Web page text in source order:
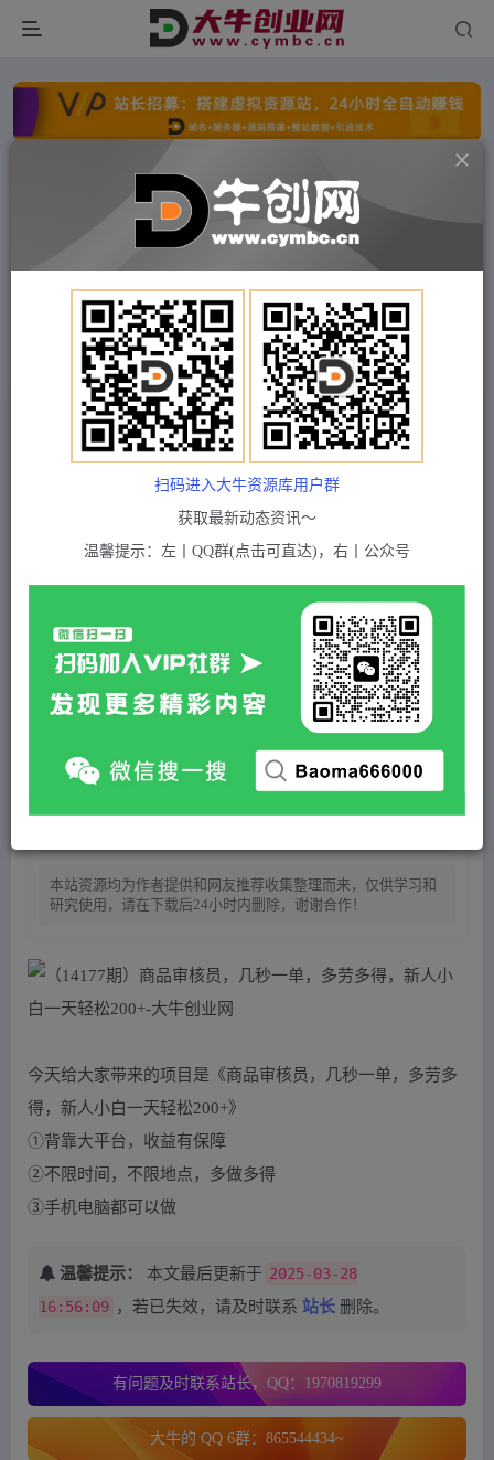
点击开通分站+ 每日收入300+
文字广告火爆招租 文字广告火爆招租
文字广告火爆招租
文字广告火爆招租 文字广告火爆招租
付费项目 中创网 正文
（14177期）商品审核员，几秒一单，多劳多得，
新人小白一天轻松200+
大海资源库
5 积分
黄金会员 免费 超级会员(永久VIP) 免费
站长QQ：1970819299
本站资源均为作者提供和网友推荐收集整理而来，仅供学习和
研究使用，请在下载后24小时内删除，谢谢合作！
付费资源
今天给大家带来的项目是《商品审核员，几秒一单，多劳多
得，新人小白一天轻松200+》
①背靠大平台，收益有保障
②不限时间，不限地点，多做多得
③手机电脑都可以做
温馨提示： 本文最后更新于 2025-03-28
16:56:09 ，若已失效，请及时联系 站长 删除。
有问题及时联系站长，QQ：1970819299
大牛的 QQ 6群：865544434~
扫码进入大牛资源库用户群
获取最新动态资讯～
温馨提示：左丨QQ群(点击可直达)，右丨公众号